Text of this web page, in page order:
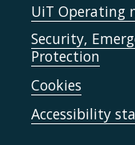
UiT Operating
Security,
Protection
Cookies
Accessibility